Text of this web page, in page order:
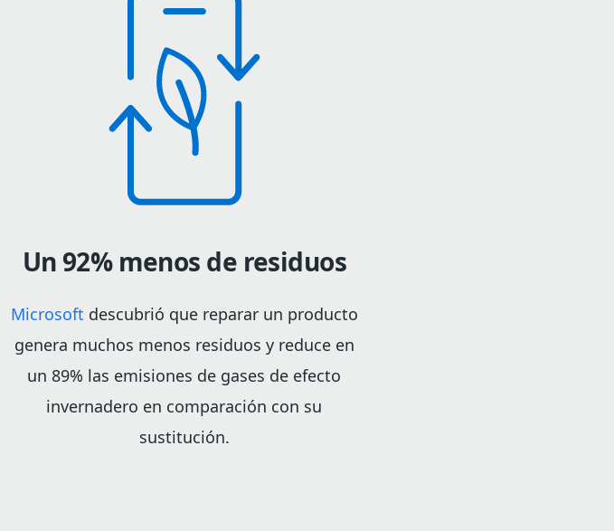
Un 92% menos de residuos
Microsoft descubrió que reparar un producto
genera muchos menos residuos y reduce en
un 89% las emisiones de gases de efecto
invernadero en comparación con su
sustitución.